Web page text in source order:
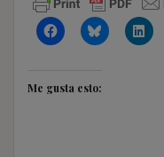
Me gusta esto: